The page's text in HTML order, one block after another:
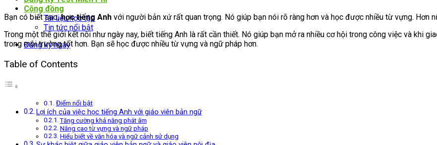
Cộng đồng
Tài liệu học tập
Tin tức nổi bật
Đăng ký ngay
Bạn có biết sao,học tiếng Anh với người bản xứ rất quan trọng. Nó giúp bạn nói rõ ràng hơn và học được nhiều từ vựng. Hơn
Trong một thế giới kết nối như ngày nay, biết tiếng Anh là rất cần thiết. Nó giúp bạn mở ra nhiều cơ hội trong công việc và khi
trong môi trường tốt hơn. Bạn sẽ học được nhiều từ vựng và ngữ pháp hơn.
Table of Contents
Điểm nổi bật
Lợi ích của việc học tiếng Anh với giáo viên bản ngữ
Tăng cường khả năng phát âm
Nâng cao từ vựng và ngữ pháp
Hiểu biết về văn hóa và ngữ cảnh sử dụng